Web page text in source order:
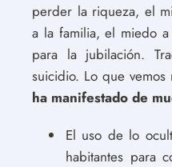
perder la riqueza, el
a la familia, el miedo
para la jubilación.
suicidio. Lo que vemos
ha manifestado de
El uso de lo
habitantes para